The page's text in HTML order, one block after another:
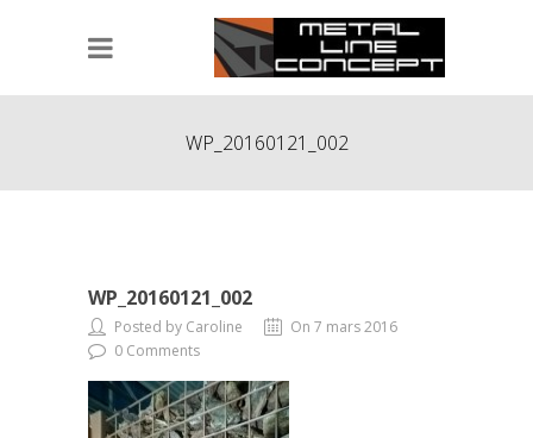
WP_20160121_002
WP_20160121_002
Posted by Caroline
On 7 mars 2016
0 Comments